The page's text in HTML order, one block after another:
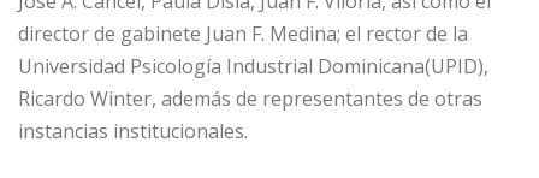
director de gabinete Juan F. Medina; el rector de la
Universidad Psicología Industrial Dominicana(UPID),
Ricardo Winter, además de representantes de otras
instancias institucionales.